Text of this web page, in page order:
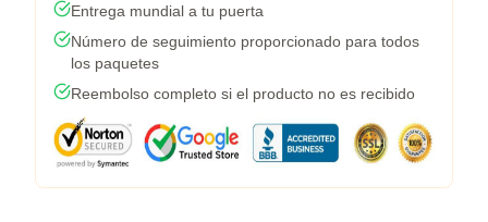
Entrega mundial a tu puerta
Número de seguimiento proporcionado para todos
los paquetes
Reembolso completo si el producto no es recibido